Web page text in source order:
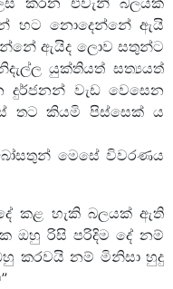
හට නොදෙන්නේ ඇයි
ඇයිද ලොව සතුන්ට
යුක්තියත් සත්‍යයත්
දුර්ජනන් වැඩ වෙසෙන
තට කියමි පිස්සෙක්‍ ය
මෙසේ විවරණය
කළ හැකි බලයක් ඇති
ඔහු රිසි පරිදිම දේ නම්
කරවයි නම් මිනිසා හුදු